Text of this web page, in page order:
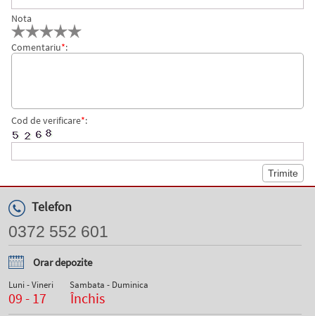
Nota
Comentariu*:
Cod de verificare*:
Telefon
0372 552 601
Orar depozite
Luni - Vineri
09 - 17
Sambata - Duminica
Închis